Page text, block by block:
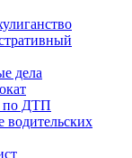
дела
по ДТП